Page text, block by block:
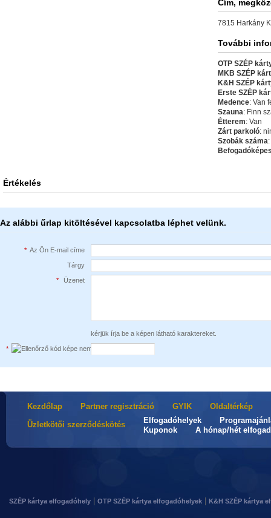
Cím,
7815 Harkány
További
OTP SZÉP
MKB SZÉP
K&H SZÉP
Erste SZÉP
Medence: Van
Szauna: Finn
Étterem: Van
Zárt parkoló:
Szobák száma
Értékelés
Az alábbi űrlap kitöltésével kapcsolatba léphet velünk.
* Az Ön E-mail címe
Tárgy
* Üzenet
kérjük írja be a képen látható karaktereket.
*
Kezdőlap Partner regisztráció GYIK
Oldaltérkép
Üzletkötői szerződéskötés
Elfogadóhelyek
Kuponok
A hónap/hét
SZÉP kártya elfogadóhely OTP SZÉP kártya elfogadóhelyek K&H SZÉP kártya